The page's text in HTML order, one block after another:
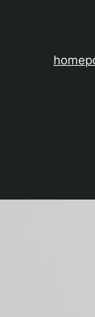
home